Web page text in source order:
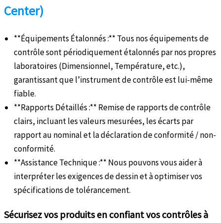
Center)
**Équipements Étalonnés :** Tous nos équipements de
contrôle sont périodiquement étalonnés par nos propres
laboratoires (Dimensionnel, Température, etc.),
garantissant que l’instrument de contrôle est lui-même
fiable.
**Rapports Détaillés :** Remise de rapports de contrôle
clairs, incluant les valeurs mesurées, les écarts par
rapport au nominal et la déclaration de conformité / non-
conformité.
**Assistance Technique :** Nous pouvons vous aider à
interpréter les exigences de dessin et à optimiser vos
spécifications de tolérancement.
Sécurisez vos produits en confiant vos contrôles à